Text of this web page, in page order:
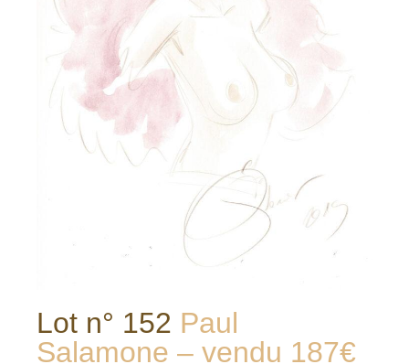
Lot n° 152 Paul
Salamone – vendu 187€